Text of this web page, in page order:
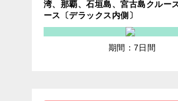
湾、那覇、石垣島、宮古島クルー
ース〔デラックス内側〕
期間：7日間